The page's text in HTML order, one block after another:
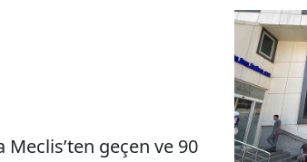
Meclis’ten geçen ve 90